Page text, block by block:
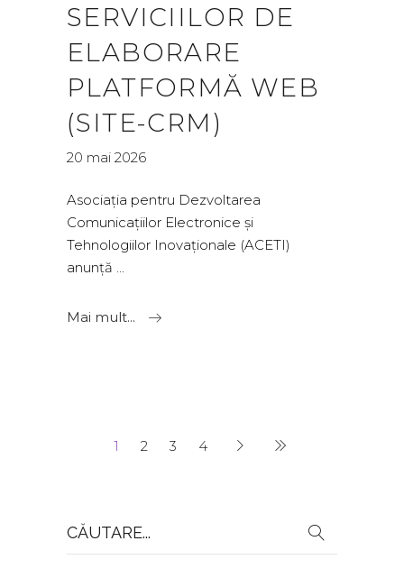
SERVICIILOR DE
ELABORARE
PLATFORMĂ WEB
(SITE-CRM)
20 mai 2026
Asociația pentru Dezvoltarea
Comunicațiilor Electronice și
Tehnologiilor Inovaționale (ACETI)
anunță
Mai mult...
1 2 3 4
Search
for: